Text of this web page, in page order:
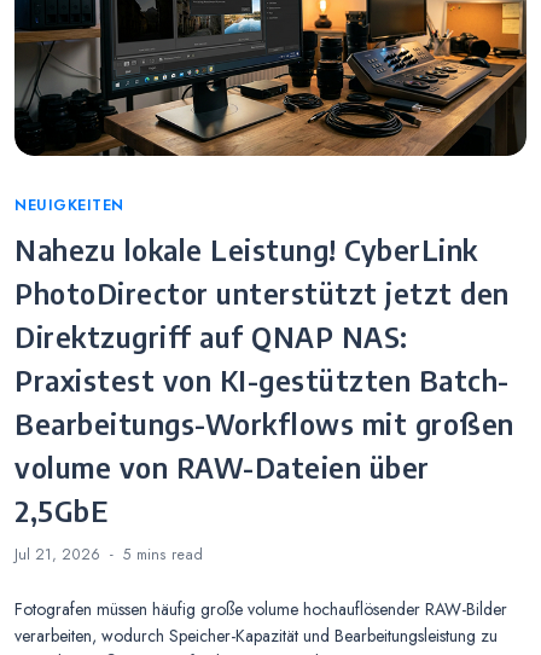
Categories
NEUIGKEITEN
Nahezu lokale Leistung! CyberLink
PhotoDirector unterstützt jetzt den
Direktzugriff auf QNAP NAS:
Praxistest von KI-gestützten Batch-
Bearbeitungs-Workflows mit großen
volume von RAW-Dateien über
2,5GbE
Jul 21, 2026 5 mins read
Fotografen müssen häufig große volume hochauflösender RAW-Bilder
verarbeiten, wodurch Speicher-Kapazität und Bearbeitungsleistung zu